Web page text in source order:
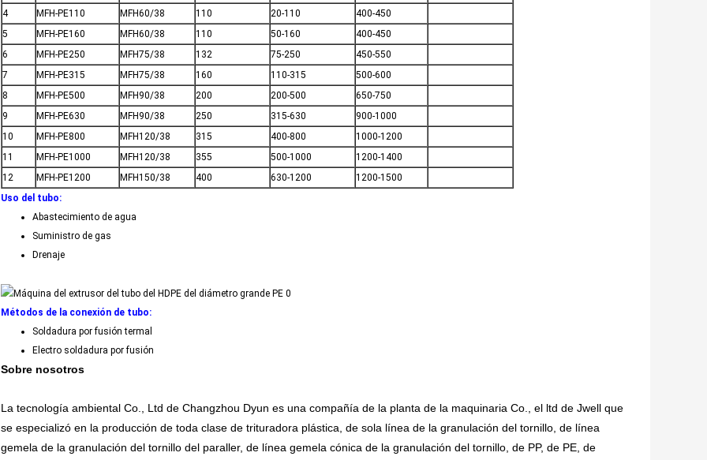
4
MFH-PE110 MFH60/38 110 20-110
400-450
5
MFH-PE160 MFH60/38 110 50-160
400-450
6
MFH-PE250 MFH75/38 132 75-250
450-550
7
MFH-PE315 MFH75/38 160 110-315
500-600
8
MFH-PE500 MFH90/38 200 200-500
650-750
9
MFH-PE630 MFH90/38 250 315-630
900-1000
10
MFH-PE800 MFH120/38 315 400-800
1000-1200
11
MFH-PE1000 MFH120/38 355 500-1000
1200-1400
12
MFH-PE1200 MFH150/38 400 630-1200
1200-1500
Uso del tubo:
Abastecimiento de agua
Suministro de gas
Drenaje
Métodos de la conexión de tubo:
Soldadura por fusión termal
Electro soldadura por fusión
Sobre nosotros
La tecnología ambiental Co., Ltd de Changzhou Dyun es una compañía de la planta de la maquinaria Co., el ltd de Jwell que
se especializó en la producción de toda clase de trituradora plástica, de sola línea de la granulación del tornillo, de línea
gemela de la granulación del tornillo del paraller, de línea gemela cónica de la granulación del tornillo, de PP, de PE, de